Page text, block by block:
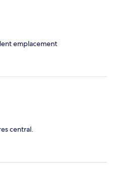
emplacement
central.